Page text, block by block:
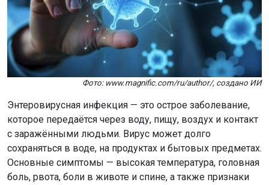
Фото: www.magnific.com/ru/author/, создано ИИ
Энтеровирусная инфекция — это острое заболевание,
которое передаётся через воду, пищу, воздух и контакт
с заражёнными людьми. Вирус может долго
сохраняться в воде, на продуктах и бытовых предметах.
Основные симптомы — высокая температура, головная
боль, рвота, боли в животе и спине, а также признаки